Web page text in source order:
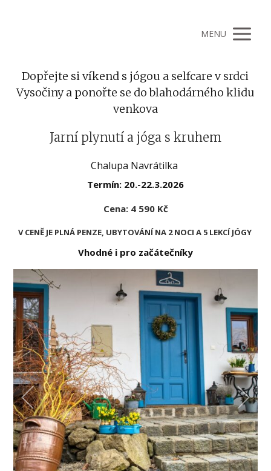
MENU
Dopřejte si víkend s jógou a selfcare v srdci
Vysočiny a ponořte se do blahodárného klidu
venkova
Jarní plynutí a jóga s kruhem
Chalupa Navrátilka
Termín: 20.-22.3.2026
Cena: 4 590 Kč
V CENĚ JE PLNÁ PENZE, UBYTOVÁNÍ NA 2 NOCI A 5 LEKCÍ JÓGY
Vhodné i pro začátečníky